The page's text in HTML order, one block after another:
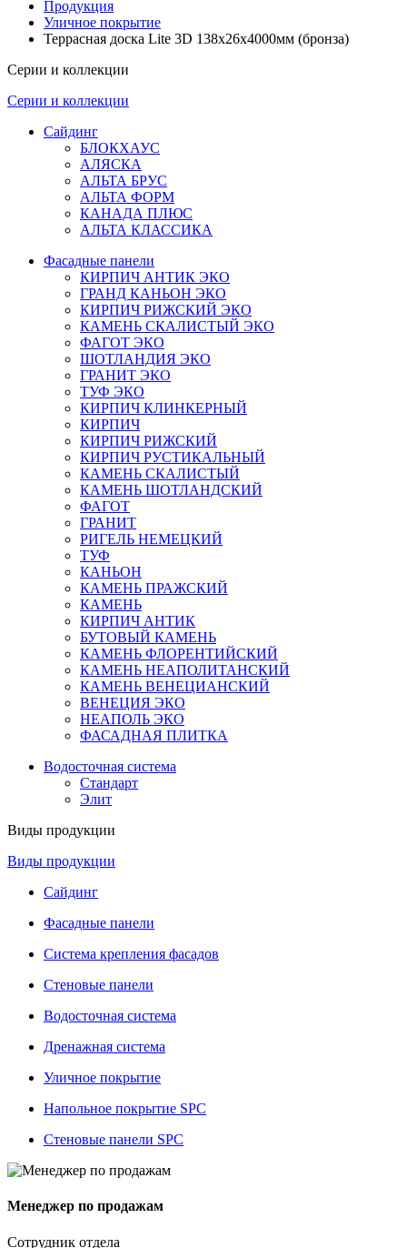
Продукция
Уличное покрытие
Террасная доска Lite 3D 138х26х4000мм (бронза)
Серии и коллекции
Серии и коллекции
Сайдинг
БЛОКХАУС
АЛЯСКА
АЛЬТА БРУС
АЛЬТА ФОРМ
КАНАДА ПЛЮС
АЛЬТА КЛАССИКА
Фасадные панели
КИРПИЧ АНТИК ЭКО
ГРАНД КАНЬОН ЭКО
КИРПИЧ РИЖСКИЙ ЭКО
КАМЕНЬ СКАЛИСТЫЙ ЭКО
ФАГОТ ЭКО
ШОТЛАНДИЯ ЭКО
ГРАНИТ ЭКО
ТУФ ЭКО
КИРПИЧ КЛИНКЕРНЫЙ
КИРПИЧ
КИРПИЧ РИЖСКИЙ
КИРПИЧ РУСТИКАЛЬНЫЙ
КАМЕНЬ СКАЛИСТЫЙ
КАМЕНЬ ШОТЛАНДСКИЙ
ФАГОТ
ГРАНИТ
РИГЕЛЬ НЕМЕЦКИЙ
ТУФ
КАНЬОН
КАМЕНЬ ПРАЖСКИЙ
КАМЕНЬ
КИРПИЧ АНТИК
БУТОВЫЙ КАМЕНЬ
КАМЕНЬ ФЛОРЕНТИЙСКИЙ
КАМЕНЬ НЕАПОЛИТАНСКИЙ
КАМЕНЬ ВЕНЕЦИАНСКИЙ
ВЕНЕЦИЯ ЭКО
НЕАПОЛЬ ЭКО
ФАСАДНАЯ ПЛИТКА
Водосточная система
Стандарт
Элит
Виды продукции
Виды продукции
Сайдинг
Фасадные панели
Система крепления фасадов
Стеновые панели
Водосточная система
Дренажная система
Уличное покрытие
Напольное покрытие SPC
Стеновые панели SPC
Менеджер по продажам
Сотрудник отдела